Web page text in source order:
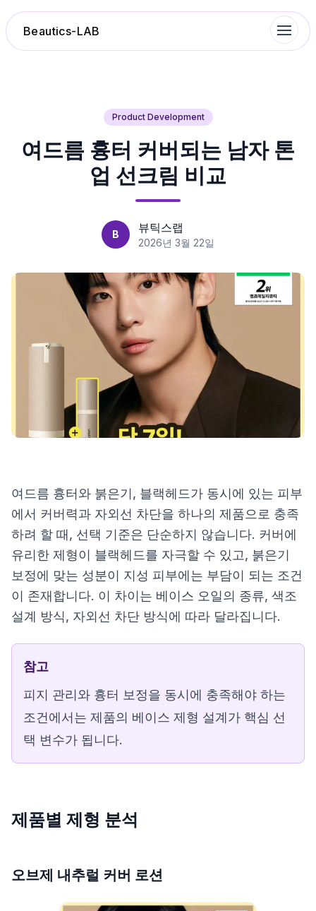
Beautics-LAB
성분분석
나의 스킨케어
제품비교
Login
Product Development
여드름 흉터 커버되는 남자 톤
업 선크림 비교
B 뷰틱스랩
2026년 3월 22일
여드름 흉터와 붉은기, 블랙헤드가 동시에 있는 피부
에서 커버력과 자외선 차단을 하나의 제품으로 충족
하려 할 때, 선택 기준은 단순하지 않습니다. 커버에
유리한 제형이 블랙헤드를 자극할 수 있고, 붉은기
보정에 맞는 성분이 지성 피부에는 부담이 되는 조건
이 존재합니다. 이 차이는 베이스 오일의 종류, 색조
설계 방식, 자외선 차단 방식에 따라 달라집니다.
참고
피지 관리와 흉터 보정을 동시에 충족해야 하는
조건에서는 제품의 베이스 제형 설계가 핵심 선
택 변수가 됩니다.
제품별 제형 분석
오브제 내추럴 커버 로션